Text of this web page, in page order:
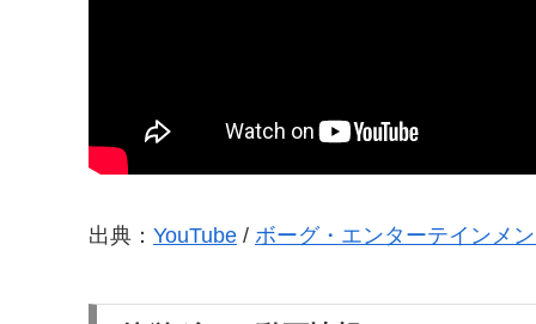
出典： YouTube / ボーグ・エンターテインメ